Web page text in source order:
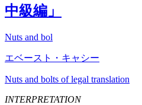
中級編」
Nuts and bol
エベースト・キャシー
Nuts and bolts of legal translation
INTERPRETATION